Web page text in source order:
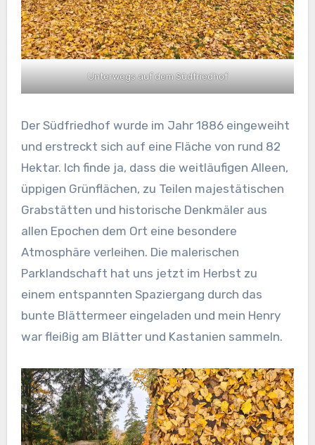
Unterwegs auf dem Südfriedhof
Der Südfriedhof wurde im Jahr 1886 eingeweiht
und erstreckt sich auf eine Fläche von rund 82
Hektar. Ich finde ja, dass die weitläufigen Alleen,
üppigen Grünflächen, zu Teilen majestätischen
Grabstätten und historische Denkmäler aus
allen Epochen dem Ort eine besondere
Atmosphäre verleihen. Die malerischen
Parklandschaft hat uns jetzt im Herbst zu
einem entspannten Spaziergang durch das
bunte Blättermeer eingeladen und mein Henry
war fleißig am Blätter und Kastanien sammeln.